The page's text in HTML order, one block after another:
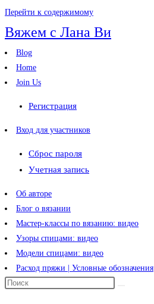
Перейти к содержимому
Вяжем с Лана Ви
Blog
Home
Join Us
Регистрация
Вход для участников
Сброс пароля
Учетная запись
Об авторе
Блог о вязании
Мастер-классы по вязанию: видео
Узоры спицами: видео
Модели спицами: видео
Расход пряжи | Условные обозначения